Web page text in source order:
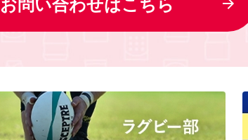
お問い合わせはこちら